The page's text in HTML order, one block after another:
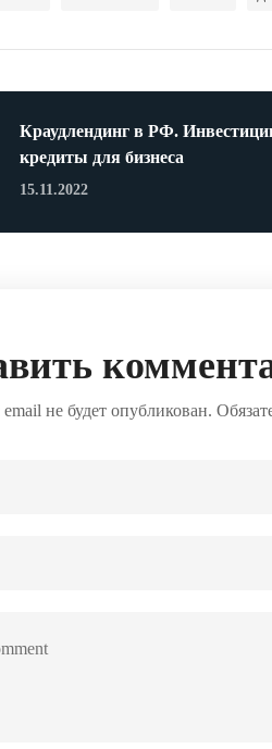
Краудлендинг в РФ.
кредиты для бизнеса
15.11.2022
не будет опубликован.